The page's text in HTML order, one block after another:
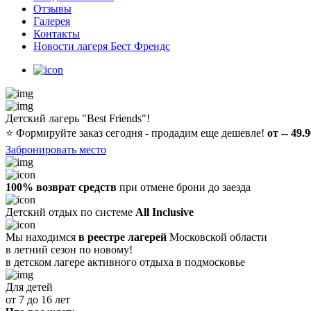
Отзывы
Галерея
Контакты
Новости лагеря Бест Френдс
Детский лагерь "Best Friends"!
⭐️ Формируйте заказ сегодня - продадим еще дешевле! от --
Забронировать место
100% возврат средств при отмене брони до заезда
Детский отдых по системе All Inclusive
Мы находимся в реестре лагерей Московской области
в летний сезон по новому!
в детском лагере активного отдыха в подмосковье
Для детей
от 7 до 16 лет